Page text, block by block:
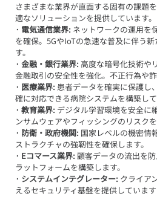
さまざまな業界が直面する固有の課題
適なソリューションを提供しています。
· 電気通信業界: ネットワークの運用を
を確保。5GやIoTの急速な普及に伴う
す。
· 金融・銀行業界: 高度な暗号化技術や
金融取引の安全性を強化。不正行為や詐
· 医療業界: 患者データを確実に保護し
確に対応できる病院システムを構築して
· 教育業界: デジタル学習環境を安全に
ンサムウェアやフィッシングのリスクを
· 防衛・政府機関: 国家レベルの機密情
ストラクチャの強靭性を確保します。
· Eコマース業界: 顧客データの流出を
ラットフォームを構築します。
· システムインテグレーター: クライア
えるセキュリティ基盤を提供しています